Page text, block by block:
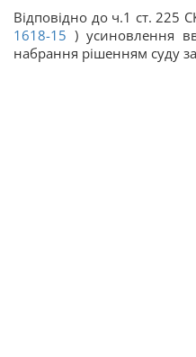
Відповідно до ч.1 ст. 225
1618-15 ) усиновлення
набрання рішенням суду